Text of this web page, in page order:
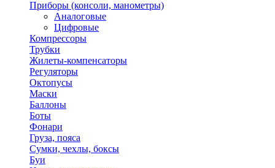
Приборы (консоли, манометры)
Аналоговые
Цифровые
Компрессоры
Трубки
Жилеты-компенсаторы
Регуляторы
Октопусы
Маски
Баллоны
Боты
Фонари
Груза, пояса
Сумки, чехлы, боксы
Буи